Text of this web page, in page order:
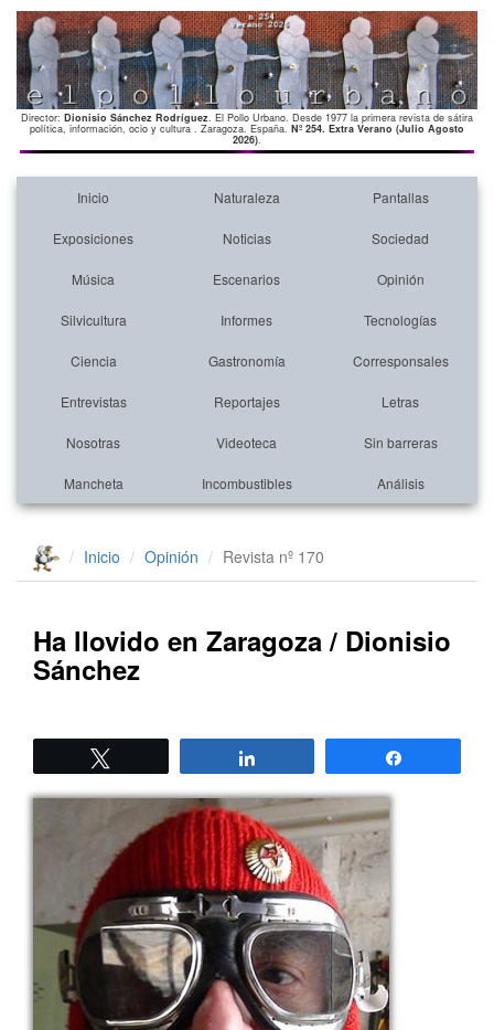
Director: Dionisio Sánchez Rodríguez. El Pollo Urbano. Desde 1977 la primera revista de sátira
política, información, ocio y cultura . Zaragoza. España. Nº 254. Extra Verano (Julio Agosto
2026).
Inicio Naturaleza Pantallas
Exposiciones Noticias Sociedad
Música Escenarios Opinión
Silvicultura Informes Tecnologías
Ciencia Gastronomía Corresponsales
Entrevistas Reportajes Letras
Nosotras Videoteca Sin barreras
Mancheta Incombustibles Análisis
Inicio Opinión Revista nº 170
Ha llovido en Zaragoza / Dionisio
Sánchez